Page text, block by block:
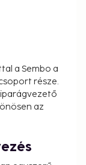
a Sembo a
része.
az